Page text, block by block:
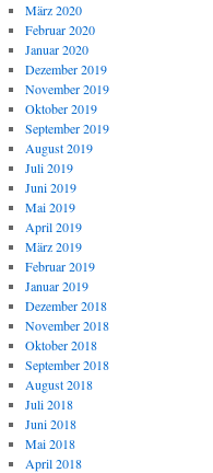
März 2020
Februar 2020
Januar 2020
Dezember 2019
November 2019
Oktober 2019
September 2019
August 2019
Juli 2019
Juni 2019
Mai 2019
April 2019
März 2019
Februar 2019
Januar 2019
Dezember 2018
November 2018
Oktober 2018
September 2018
August 2018
Juli 2018
Juni 2018
Mai 2018
April 2018